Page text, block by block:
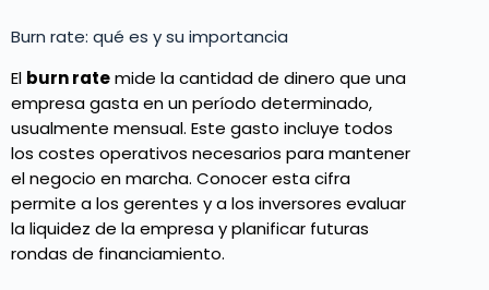
Burn rate: qué es y su importancia
El burn ratemide la cantidad de dinero que una
empresa gasta en un período determinado,
usualmente mensual. Este gasto incluye todos
los costes operativos necesarios para mantener
el negocio en marcha. Conocer esta cifra
permite a los gerentes y a los inversores evaluar
la liquidez de la empresa y planificar futuras
rondas de financiamiento.